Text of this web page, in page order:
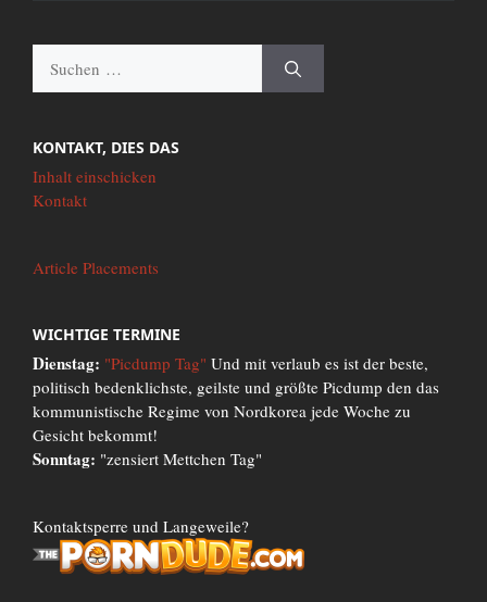
nach:
KONTAKT, DIES DAS
Inhalt einschicken
Kontakt
Article Placements
WICHTIGE TERMINE
Dienstag: "Picdump Tag" Und mit verlaub es ist der beste,
politisch bedenklichste, geilste und größte Picdump den das
kommunistische Regime von Nordkorea jede Woche zu
Gesicht bekommt!
Sonntag: "zensiert Mettchen Tag"
Kontaktsperre und Langeweile?